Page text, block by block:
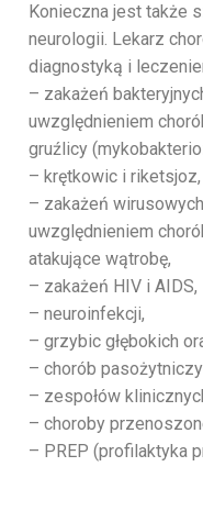
Konieczna jest także
neurologii. Lekarz
diagnostyką i
– zakażeń
uwzględnieniem
gruźlicy
– krętkowic i riketsjoz,
– zakażeń
uwzględnieniem
atakujące wątrobę,
– zakażeń HIV i AIDS,
– neuroinfekcji,
– grzybic głębokich
– chorób
– zespołów
– choroby
– PREP (profilaktyka